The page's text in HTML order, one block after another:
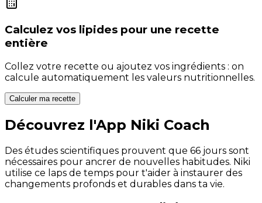
Calculez vos lipides pour une recette
entière
Collez votre recette ou ajoutez vos ingrédients : on
calcule automatiquement les valeurs nutritionnelles.
Calculer ma recette
Découvrez l'App Niki Coach
Des études scientifiques prouvent que 66 jours sont
nécessaires pour ancrer de nouvelles habitudes. Niki
utilise ce laps de temps pour t'aider à instaurer des
changements profonds et durables dans ta vie.